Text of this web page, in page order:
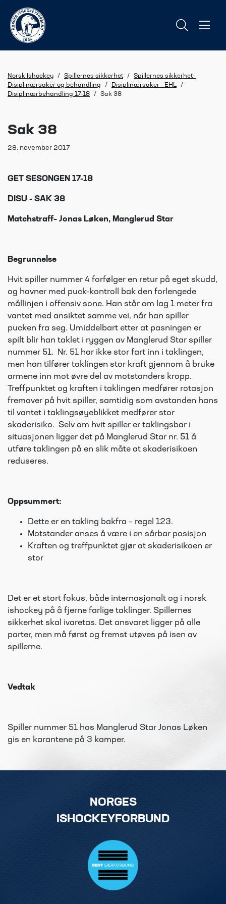
Norsk Ishockey / Spillernes sikkerhet /
Spillernes sikkerhet–
Disiplinærsaker og behandling
/ Disiplinærsaker - EHL
/
Disiplinærbehandling 17-18
/ Sak 38
Sak 38
28. november 2017
GET SESONGEN 17-18
DISU - SAK 38
Matchstraff– Jonas Løken, Manglerud Star
Begrunnelse
Hvit spiller nummer 4 forfølger en retur på eget skudd,
og havner med puck-kontroll bak den forlengede
mållinjen i offensiv sone. Han står om lag 1 meter fra
vantet med ansiktet samme vei, når han spiller
pucken fra seg. Umiddelbart etter at pasningen er
spilt blir han taklet i ryggen av Manglerud Star spiller
nummer 51. Nr. 51 har ikke stor fart inn i taklingen,
men han tilfører taklingen stor kraft gjennom å bruke
armene inn mot øvre del av motstanders kropp.
Treffpunktet og kraften i taklingen medfører rotasjon
fremover på hvit spiller, samtidig som avstanden hans
til vantet i taklingsøyeblikket medfører stor
skaderisiko. Selv om hvit spiller er taklingsbar i
situasjonen ligger det på Manglerud Star nr. 51 å
utføre taklingen på en slik måte at skaderisikoen
reduseres.
Oppsummert:
Dette er en takling bakfra – regel 123.
Motstander anses å være i en sårbar posisjon
Kraften og treffpunktet gjør at skaderisikoen er
stor
Det er et stort fokus, både internasjonalt og i norsk
ishockey på å fjerne farlige taklinger. Spillernes
sikkerhet skal ivaretas. Det ansvaret ligger på alle
parter, men må først og fremst utøves på isen av
spillerne.
Vedtak
Spiller nummer 51 hos Manglerud Star Jonas Løken
gis en karantene på 3 kamper.
NORGES
ISHOCKEYFORBUND